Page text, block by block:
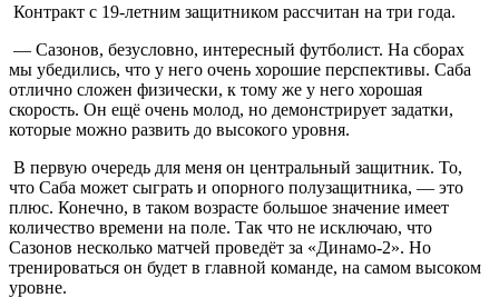
Контракт с 19-летним защитником рассчитан на три года.
— Сазонов, безусловно, интересный футболист. На сборах
мы убедились, что у него очень хорошие перспективы. Саба
отлично сложен физически, к тому же у него хорошая
скорость. Он ещё очень молод, но демонстрирует задатки,
которые можно развить до высокого уровня.
В первую очередь для меня он центральный защитник. То,
что Саба может сыграть и опорного полузащитника, — это
плюс. Конечно, в таком возрасте большое значение имеет
количество времени на поле. Так что не исключаю, что
Сазонов несколько матчей проведёт за «Динамо-2». Но
тренироваться он будет в главной команде, на самом высоком
уровне.